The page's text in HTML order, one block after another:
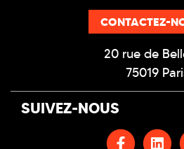
CONTACTEZ-
20 rue de
75019
SUIVEZ-NOUS